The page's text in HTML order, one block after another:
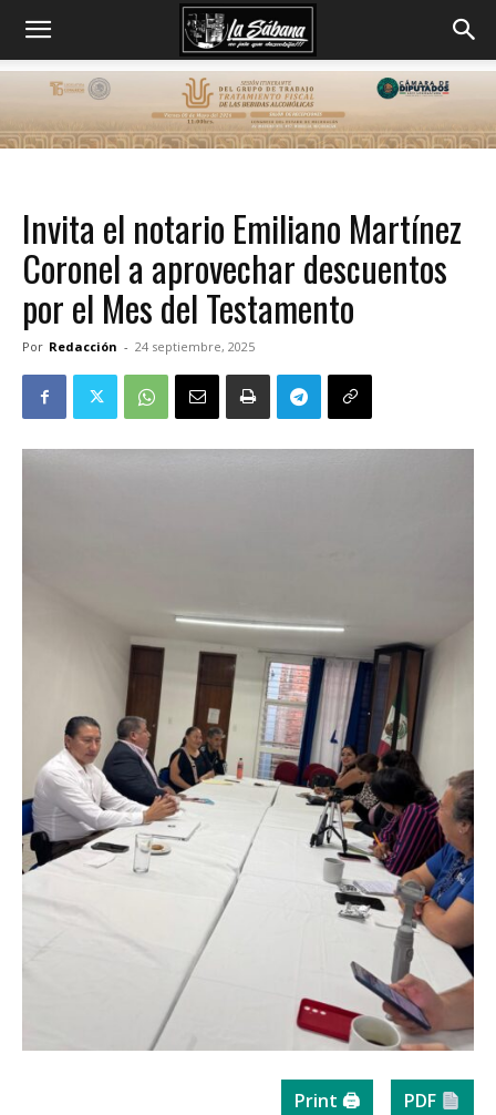
Invita el notario Emiliano Martínez
Coronel a aprovechar descuentos
por el Mes del Testamento
Por Redacción - 24 septiembre, 2025
Print 🖨 PDF